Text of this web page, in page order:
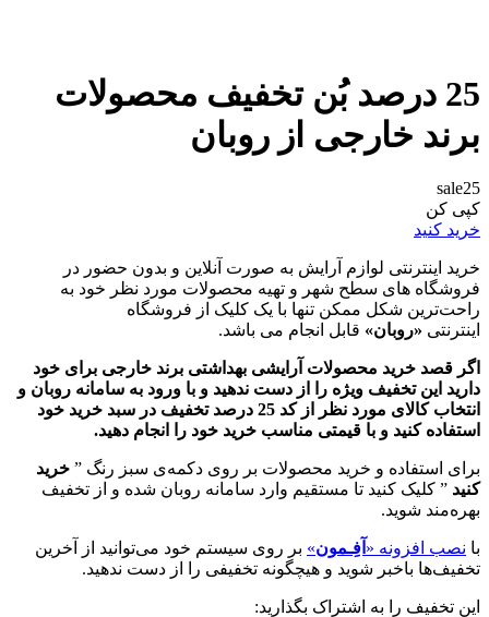
25 درصد بُن تخفیف محصولات
برند خارجی از روبان
sale25
کپی کن
خرید کنید
خرید اینترنتی لوازم آرایش به صورت آنلاین و بدون حضور در
فروشگاه های سطح شهر و تهیه محصولات مورد نظر خود به
راحت‌ترین شکل ممکن تنها با یک کلیک از فروشگاه
اینترنتی «روبان» قابل انجام می باشد.
اگر قصد خرید محصولات آرایشی بهداشتی برند خارجی برای خود
دارید این تخفیف ویژه را از دست ندهید و با ورود به سامانه روبان و
انتخاب کالای مورد نظر از کد 25 درصد تخفیف در سبد خرید خود
استفاده کنید و با قیمتی مناسب خرید خود را انجام دهید.
برای استفاده و خرید محصولات بر روی دکمه‌ی سبز رنگ ” خرید
کنید ” کلیک کنید تا مستقیم وارد سامانه روبان شده و از تخفیف
بهره‌مند شوید.
با نصب افزونه « آفِـمون» بر روی سیستم خود می‌توانید از آخرین
تخفیف‌ها باخبر شوید و هیچگونه تخفیفی را از دست ندهید.
این تخفیف را به اشتراک بگذارید: